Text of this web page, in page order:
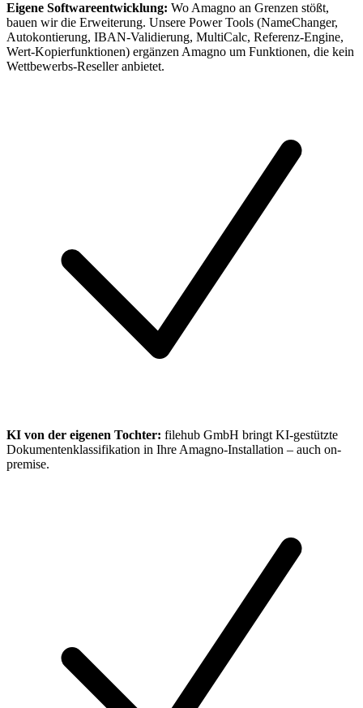
Eigene Softwareentwicklung: Wo Amagno an Grenzen stößt,
bauen wir die Erweiterung. Unsere Power Tools (NameChanger,
Autokontierung, IBAN-Validierung, MultiCalc, Referenz-Engine,
Wert-Kopierfunktionen) ergänzen Amagno um Funktionen, die kein
Wettbewerbs-Reseller anbietet.
KI von der eigenen Tochter: filehub GmbH bringt KI-gestützte
Dokumentenklassifikation in Ihre Amagno-Installation – auch on-
premise.